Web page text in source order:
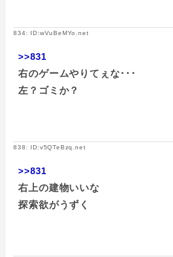
834: ID:wVuBeMYo.net
>>831
右のゲームやりてぇな･･･
左？ゴミか？
838: ID:v5QTeBzq.net
>>831
右上の建物いいな
探索欲がうずく